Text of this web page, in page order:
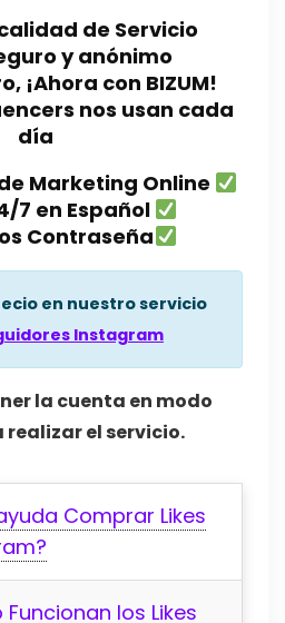
de Servicio
y anónimo
¡Ahora con BIZUM!
nos usan cada
día
Marketing Online
7 en Español
Contraseña
en nuestro servicio
Instagram
la cuenta en modo
realizar el servicio.
Comprar Likes
los Likes